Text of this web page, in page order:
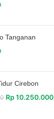
Tanganan
Cirebon
Rp 10.250.000